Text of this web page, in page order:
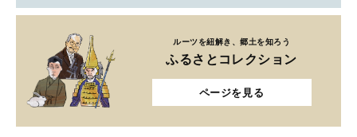
ルーツを紐解き、郷土を知ろう
ふるさとコレクション
ページを見る